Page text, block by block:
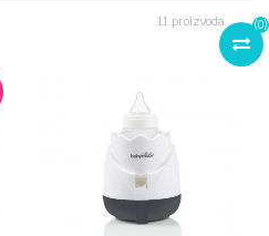
(0)
11 proizvoda